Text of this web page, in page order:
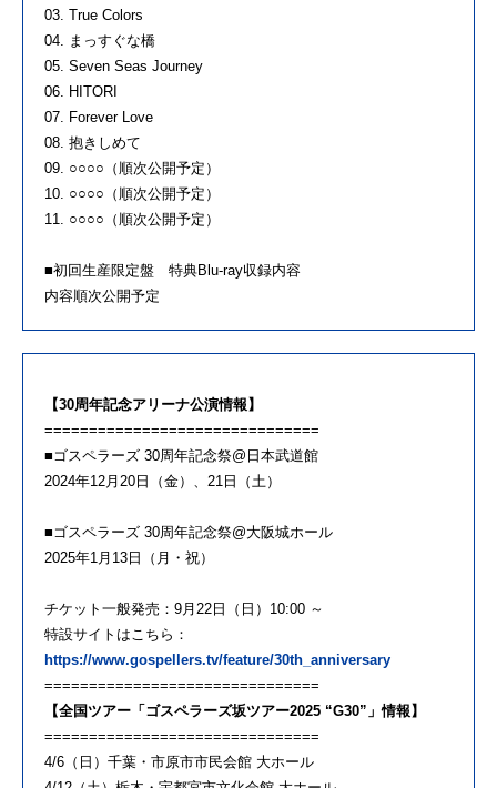
03. True Colors
04. まっすぐな橋
05. Seven Seas Journey
06. HITORI
07. Forever Love
08. 抱きしめて
09. ○○○○（順次公開予定）
10. ○○○○（順次公開予定）
11. ○○○○（順次公開予定）
■初回生産限定盤 特典Blu-ray収録内容
内容順次公開予定
【30周年記念アリーナ公演情報】
===============================
■ゴスペラーズ 30周年記念祭@日本武道館
2024年12月20日（金）、21日（土）
■ゴスペラーズ 30周年記念祭@大阪城ホール
2025年1月13日（月・祝）
チケット一般発売：9月22日（日）10:00 ～
特設サイトはこちら：
https://www.gospellers.tv/feature/30th_anniversary
===============================
【全国ツアー「ゴスペラーズ坂ツアー2025 “G30”」情報】
===============================
4/6（日）千葉・市原市市民会館 大ホール